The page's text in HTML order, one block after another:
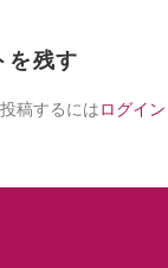
を残す
稿するにはログイン